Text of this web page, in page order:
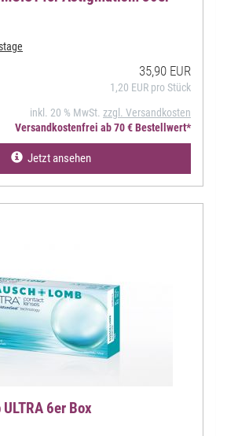
35,90 EUR
1,20 EUR pro Stück
inkl. 20 % MwSt. zzgl. Versandkosten
Versandkostenfrei ab 70 € Bestellwert*
Jetzt ansehen
6er Box